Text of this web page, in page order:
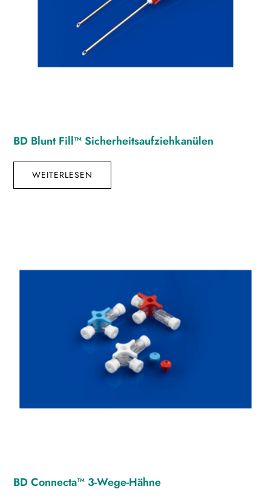
BD Blunt Fill™ Sicherheitsaufziehkanülen
WEITERLESEN
BD Connecta™ 3-Wege-Hähne